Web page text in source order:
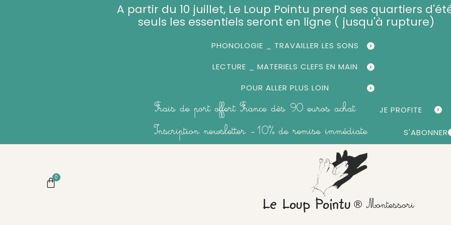
A partir du 10 juillet, Le Loup Pointu prend ses quartiers
seuls les essentiels seront en ligne ( jusqu'à rupture)
PHONOLOGIE _ TRAVAILLER LES SONS
LECTURE _ MATERIELS CLEFS EN MAIN
POUR ALLER PLUS LOIN
Frais de port offert France dès 90 euros achat JE PROFITE
Inscription newsletter -10% de remise immédiate S'ABONNER
0
Panier
Le Loup Pointu ® Montessori